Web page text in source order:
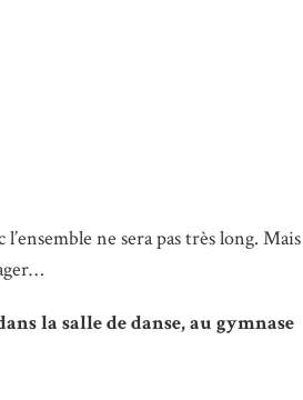
ne sera pas très long. Mais
la salle de danse, au gymnase